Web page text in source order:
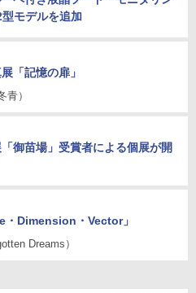
モデルを追加
「記憶の扉」
青）
御苗場」受賞者による個展が開
・Dimension・Vector」
Dreams）